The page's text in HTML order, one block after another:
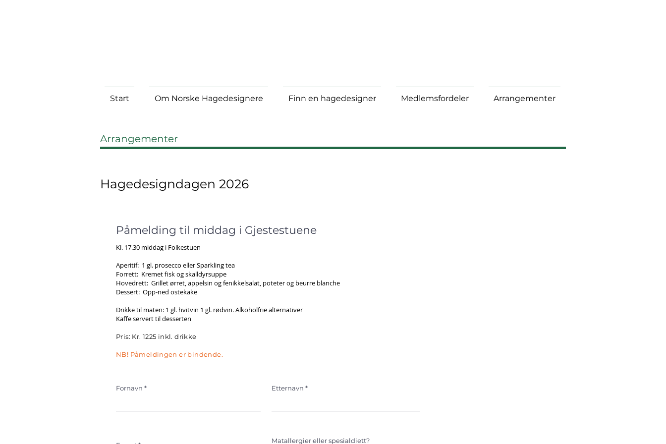
Start Om Norske Hagedesignere Finn en hagedesigner Medlemsfordeler Arrangementer
Arrangementer
Hagedesigndagen 2026
Påmelding til middag i Gjestestuene
​Kl. 17.30 middag i Folkestuen
Aperitif: 1 gl. prosecco eller Sparkling tea
Forrett: Kremet fisk og skalldyrsuppe
Hovedrett: Grillet ørret, appelsin og fenikkelsalat, poteter og beurre blanche
Dessert: Opp-ned ostekake
Drikke til maten: 1 gl. hvitvin 1 gl. rødvin. Alkoholfrie alternativer
Kaffe servert til desserten
Pris: Kr. 1225 inkl. drikke
NB! Påmeldingen er bindende.
Fornavn Etternavn
Matallergier eller spesialdiett?